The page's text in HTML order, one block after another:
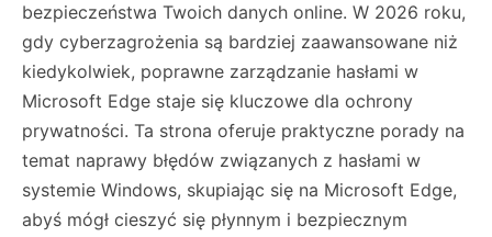
bezpieczeństwa Twoich danych online. W 2026 roku,
gdy cyberzagrożenia są bardziej zaawansowane niż
kiedykolwiek, poprawne zarządzanie hasłami w
Microsoft Edge staje się kluczowe dla ochrony
prywatności. Ta strona oferuje praktyczne porady na
temat naprawy błędów związanych z hasłami w
systemie Windows, skupiając się na Microsoft Edge,
abyś mógł cieszyć się płynnym i bezpiecznym